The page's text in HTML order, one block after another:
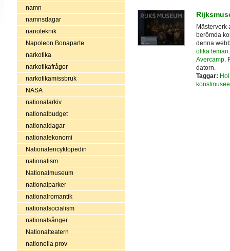
namn
namnsdagar
nanoteknik
Napoleon Bonaparte
narkotika
narkotikafrågor
narkotikamissbruk
NASA
nationalarkiv
nationalbudget
nationaldagar
nationalekonomi
Nationalencyklopedin
nationalism
Nationalmuseum
nationalparker
nationalromantik
nationalsocialism
nationalsånger
Nationalteatern
nationella prov
Mästerverk
berömda
denna
olika teman
Avercamp.
datorn.
Taggar: